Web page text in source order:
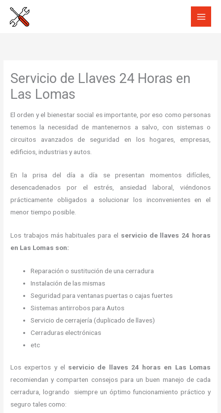
Servicio de Llaves 24 Horas en
Las Lomas
El orden y el bienestar social es importante, por eso como personas
tenemos la necesidad de mantenernos a salvo, con sistemas o
circuitos avanzados de seguridad en los hogares, empresas,
edificios, industrias y autos.
En la prisa del día a día se presentan momentos difíciles,
desencadenados por el estrés, ansiedad laboral, viéndonos
prácticamente obligados a solucionar los inconvenientes en el
menor tiempo posible.
Los trabajos más habituales para el servicio de llaves 24 horas
en Las Lomas son:
Reparación o sustitución de una cerradura
Instalación de las mismas
Seguridad para ventanas puertas o cajas fuertes
Sistemas antirrobos para Autos
Servicio de cerrajería (duplicado de llaves)
Cerraduras electrónicas
etc
Los expertos y el servicio de llaves 24 horas en Las Lomas
recomiendan y comparten consejos para un buen manejo de cada
cerradura, logrando siempre un óptimo funcionamiento práctico y
seguro tales como: